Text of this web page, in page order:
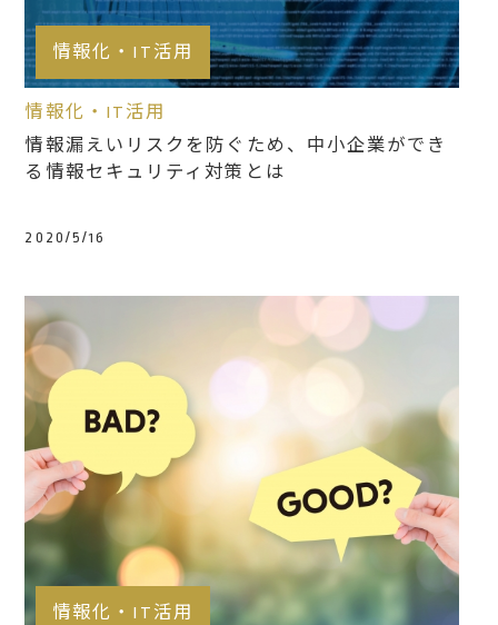
情報化・IT活用
情報化・IT活用
情報漏えいリスクを防ぐため、中小企業ができ
る情報セキュリティ対策とは
2020/5/16
情報化・IT活用